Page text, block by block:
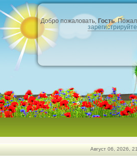
Добро пожаловать,Гость.
Август 06, 2026,